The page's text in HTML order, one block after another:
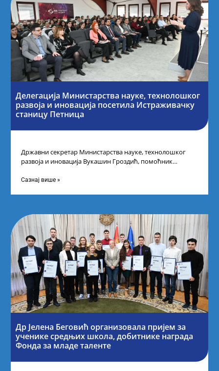
Делегација Министарства науке, технолошког
развоја и иновација посетила Истраживачку
станицу Петница
Државни секретар Министарства науке, технолошког
развоја и иновација Вукашин Гроздић, помоћник
промоцију
Сазнај више »
Др Јелена Беговић организовала пријем за
ученике средњих школа, добитнике награда
Фонда за младе таленте